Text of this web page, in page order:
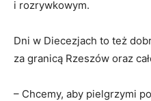
i rozrywkowym.
Dni w Diecezjach to też
za granicą Rzeszów oraz
– Chcemy, aby pielgrzymi